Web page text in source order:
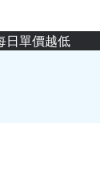
日單價越低